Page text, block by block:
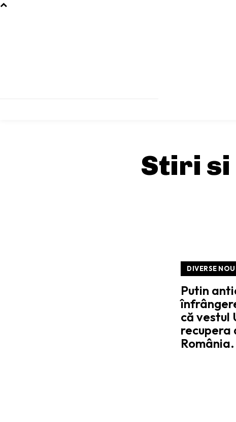
Stiri si
DIVERSE
Putin
că vestul
recupera
România.